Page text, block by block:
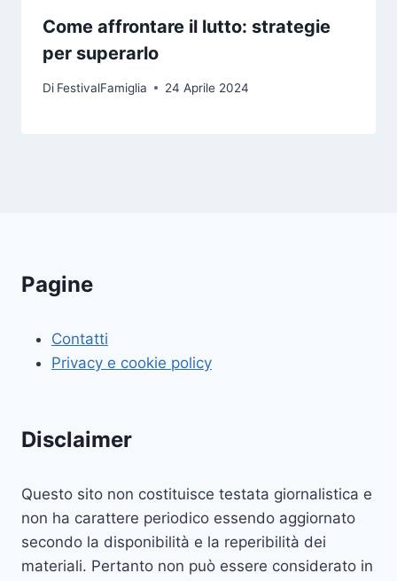
Come affrontare il lutto: strategie
per superarlo
Di FestivalFamiglia 24 Aprile 2024
Pagine
Contatti
Privacy e cookie policy
Disclaimer
Questo sito non costituisce testata giornalistica e
non ha carattere periodico essendo aggiornato
secondo la disponibilità e la reperibilità dei
materiali. Pertanto non può essere considerato in